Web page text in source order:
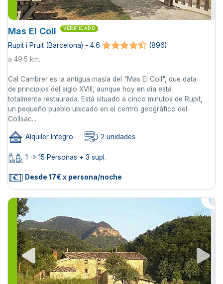
Mas El Coll VERIFICADO
Rupit i Pruit (Barcelona) - 4.6
(896)
a 49.5 km.
Cal Cambrer es la antigua masía del "Mas El Coll", que data
de principios del siglo XVIII, aunque hoy en día está
totalmente restaurada. Está situado a cinco minutos de Rupit,
un pequeño pueblo ubicado en el centro geográfico del
Collsac...
Alquiler íntegro 2 unidades
1 -> 15 Personas + 3 supl.
Desde 17€ x persona/noche